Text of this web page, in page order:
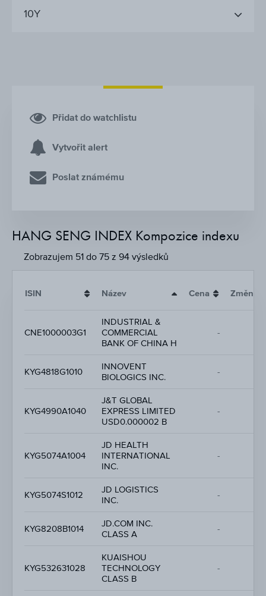
10Y
Přidat do watchlistu
Vytvořit alert
Poslat známému
HANG SENG INDEX Kompozice indexu
Zobrazujem 51 do 75 z 94 výsledků
ISIN Název Cena Změna
CNE1000003G1
INDUSTRIAL &
COMMERCIAL
BANK OF CHINA H
-
KYG4818G1010
INNOVENT
BIOLOGICS INC.
-
KYG4990A1040
J&T GLOBAL
EXPRESS LIMITED
USD0.000002 B
-
KYG5074A1004
JD HEALTH
INTERNATIONAL
INC.
-
KYG5074S1012
JD LOGISTICS
INC.
-
KYG8208B1014
JD.COM INC.
CLASS A
-
KYG532631028
KUAISHOU
TECHNOLOGY
CLASS B
-